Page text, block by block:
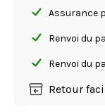
Assurance
Renvoi du
Renvoi du
Retour